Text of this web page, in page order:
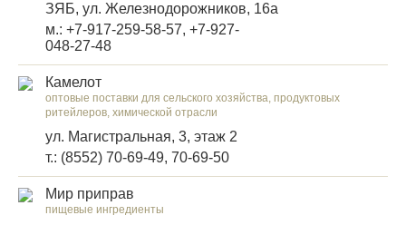
ЗЯБ, ул. Железнодорожников, 16а
м.: +7-917-259-58-57, +7-927-
048-27-48
Камелот
оптовые поставки для сельского хозяйства, продуктовых
ритейлеров, химической отрасли
ул. Магистральная, 3, этаж 2
т.: (8552) 70-69-49, 70-69-50
Мир приправ
пищевые ингредиенты